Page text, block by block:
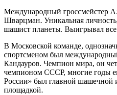
Международный гроссмейстер
Шварцман. Уникальная
шашист планеты. Выигрывал
В Московской команде,
спортсменом был
Кандауров. Чемпион мира, он
чемпионом СССР, многие годы
России» был главной шашечной
площадкой.